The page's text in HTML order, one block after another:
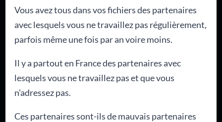
Vous avez tous dans vos fichiers des partenaires
avec lesquels vous ne travaillez pas régulièrement,
parfois même une fois par an voire moins.
Il y a partout en France des partenaires avec
lesquels vous ne travaillez pas et que vous
n'adressez pas.
Ces partenaires sont-ils de mauvais partenaires